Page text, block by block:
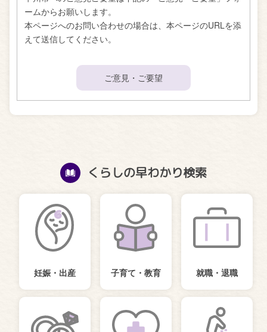
ームからお願いします。
本ページへのお問い合わせの場合は、本ページのURLを添
えて送信してください。
ご意見・ご要望
くらしの早わかり検索
妊娠・出産 子育て・教育 就職・退職